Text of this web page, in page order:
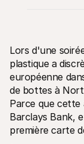
Ressources
Portail
Découvrez les
jour
Bibliothèques
Intégrez Mollie
Lors d'une
plastique a
européenne
de bottes à
Parce que cette
Barclays Bank,
première carte